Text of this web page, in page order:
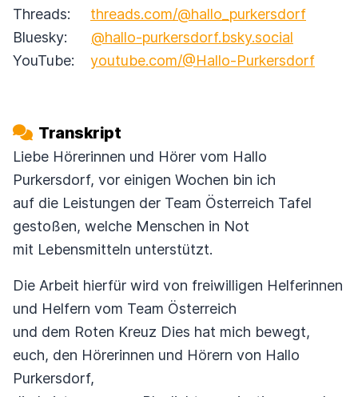
Threads: threads.com/@hallo_purkersdorf
Bluesky: @hallo-purkersdorf.bsky.social
YouTube: youtube.com/@Hallo-Purkersdorf
Transkript
Liebe Hörerinnen und Hörer vom Hallo
Purkersdorf, vor einigen Wochen bin ich
auf die Leistungen der Team Österreich Tafel
gestoßen, welche Menschen in Not
mit Lebensmitteln unterstützt.
Die Arbeit hierfür wird von freiwilligen Helferinnen
und Helfern vom Team Österreich
und dem Roten Kreuz Dies hat mich bewegt,
euch, den Hörerinnen und Hörern von Hallo
Purkersdorf,